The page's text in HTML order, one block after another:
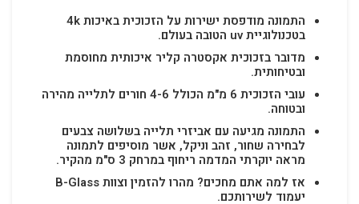
התמונה מודפסת ישירות על הזכוכית באיכות 4k
בטכנולוגיית uv הטובה בעולם.
מדובר בזכוכית אקסטרה קליר איכותית מחוסמת
ובטיחותית.
עובי הזכוכית 6 מ"מ הכולל 4-6 חורים לתלייה מהירה
ובטוחה.
התמונה מגיעה עם אביזרי תלייה בשלושה צבעים
לבחירה שחור, זהב וניקל, אשר מוסיפים לתמונה
מראה יוקרתי המדמה ריחוף במרחק 3 ס"מ מהקיר.
אז למה אתם מחכים? מהרו להזמין וצוות B-Glass
יעמוד לשירותכם.